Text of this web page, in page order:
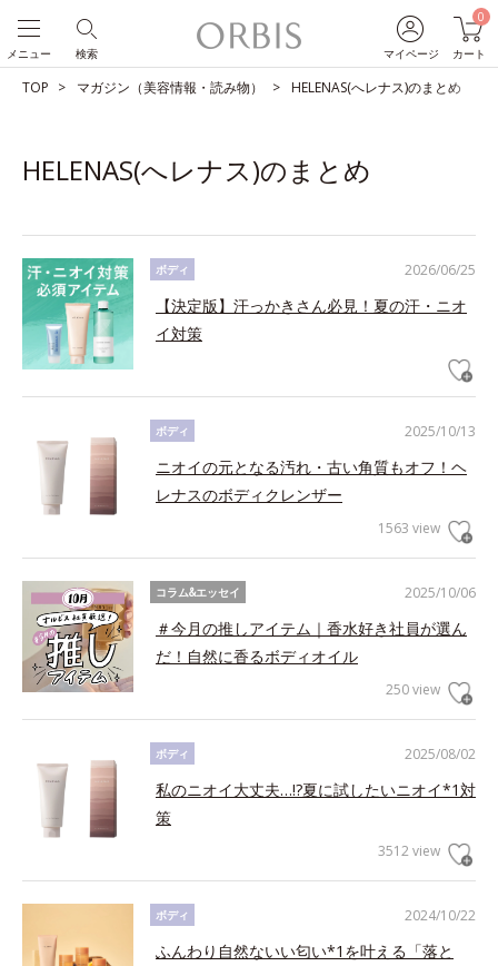
マイページ
0
カート
検索
メニュー
TOP マガジン（美容情報・読み物） HELENAS(へレナス)のまとめ
HELENAS(へレナス)のまとめ
2026/06/25
ボディ
【決定版】汗っかきさん必見！夏の汗・ニオ
イ対策
2025/10/13
ボディ
ニオイの元となる汚れ・古い角質もオフ！ヘ
レナスのボディクレンザー
1563 view
2025/10/06
コラム&エッセイ
＃今月の推しアイテム｜香水好き社員が選ん
だ！自然に香るボディオイル
250 view
2025/08/02
ボディ
私のニオイ大丈夫…!?夏に試したいニオイ*1対
策
3512 view
2024/10/22
ボディ
ふんわり自然ないい匂い*1を叶える「落と